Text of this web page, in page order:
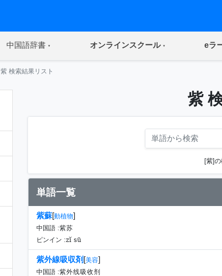
中国語辞書(current) オンラインスクール(current) eラ
紫 検索結果リスト
紫
[紫]
単語一覧
紫蘇[動植物]
中国語 :紫苏
ピンイン :zǐ sū
紫外線吸収剤 [美容]
中国語 :紫外线吸收剂